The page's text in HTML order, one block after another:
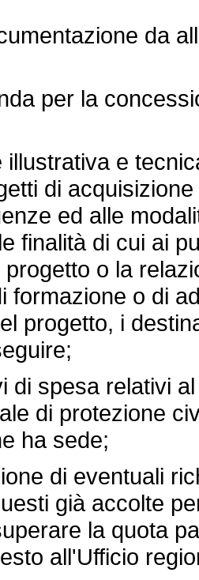
da
per la
e
di
ed alle
finalità di cui ai
progetto o la
formazione o di
progetto, i
spesa relativi al
di protezione
ha sede;
di eventuali
già accolte
la quota
all'Ufficio